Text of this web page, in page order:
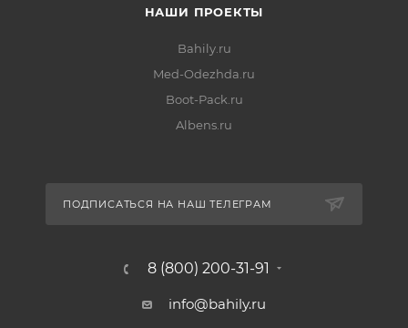
НАШИ ПРОЕКТЫ
Bahily.ru
Med-Odezhda.ru
Boot-Pack.ru
Albens.ru
ПОДПИСАТЬСЯ НА НАШ ТЕЛЕГРАМ
8 (800) 200-31-91
info@bahily.ru